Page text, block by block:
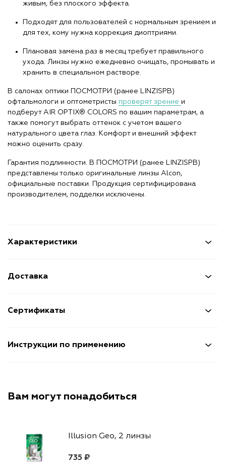
живым, без плоского эффекта.
Подходят для пользователей с нормальным зрением и
для тех, кому нужна коррекция диоптриями.
Плановая замена раз в месяц требует правильного
ухода. Линзы нужно ежедневно очищать, промывать и
хранить в специальном растворе.
В салонах оптики ПОСМОТРИ (ранее LINZISPB)
офтальмологи и оптометристы проверят зрение и
подберут AIR OPTIX® COLORS по вашим параметрам, а
также помогут выбрать оттенок с учетом вашего
натурального цвета глаз. Комфорт и внешний эффект
можно оценить сразу.
Гарантия подлинности. В ПОСМОТРИ (ранее LINZISPB)
представлены только оригинальные линзы Alcon,
официальные поставки. Продукция сертифицирована
производителем, подделки исключены.
Характеристики
Доставка
Сертификаты
Инструкции по применению
Вам могут понадобиться
735 ₽
Illusion Geo, 2 линзы